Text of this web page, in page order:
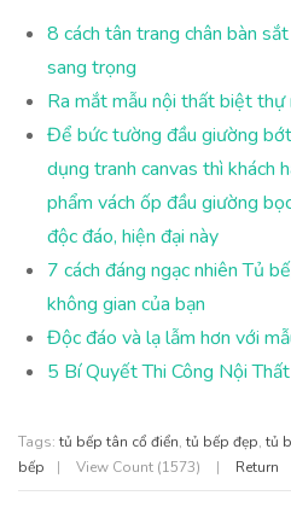
8 cách tân trang chân bàn
sang trọng
Ra mắt mẫu nội thất biệt thự
Để bức tường đầu giường
dụng tranh canvas thì khách
phẩm vách ốp đầu giường
độc đáo, hiện đại này
7 cách đáng ngạc nhiên Tủ
không gian của bạn
Độc đáo và lạ lẫm hơn với
5 Bí Quyết Thi Công Nội
Tags: tủ bếp tân cổ điển, tủ bếp đẹp, tủ
bếp
| View Count (1573) | Return